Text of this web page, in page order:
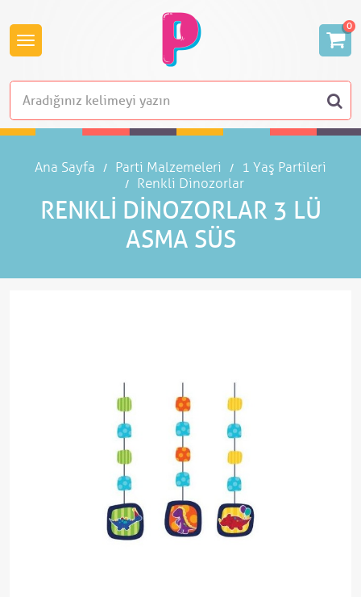
0
Ana Sayfa Parti Malzemeleri
1 Yaş Partileri
Renkli Dinozorlar
RENKLI DINOZORLAR 3 LÜ
ASMA SÜS